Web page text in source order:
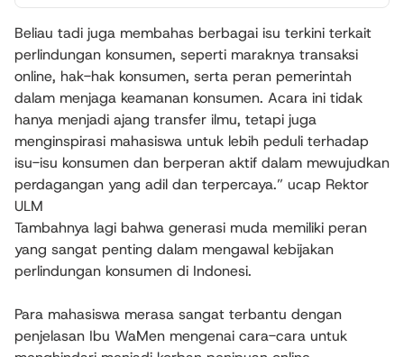
Beliau tadi juga membahas berbagai isu terkini terkait
perlindungan konsumen, seperti maraknya transaksi
online, hak-hak konsumen, serta peran pemerintah
dalam menjaga keamanan konsumen. Acara ini tidak
hanya menjadi ajang transfer ilmu, tetapi juga
menginspirasi mahasiswa untuk lebih peduli terhadap
isu-isu konsumen dan berperan aktif dalam mewujudkan
perdagangan yang adil dan terpercaya.” ucap Rektor
ULM
Tambahnya lagi bahwa generasi muda memiliki peran
yang sangat penting dalam mengawal kebijakan
perlindungan konsumen di Indonesi.
Para mahasiswa merasa sangat terbantu dengan
penjelasan Ibu WaMen mengenai cara-cara untuk